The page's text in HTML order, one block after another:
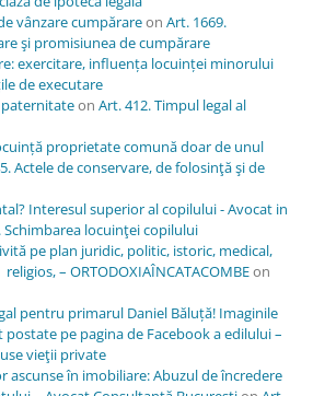
vânzare cumpărareon Art. 1669.
şi promisiunea de cumpărare
exercitare, influența locuinței minorului
de executare
paternitateon Art. 412. Timpul legal al
proprietate comună doar de unul
Actele de conservare, de folosinţă şi de
Interesul superior al copilului - Avocat in
Schimbarea locuinţei copilului
pe plan juridic, politic, istoric, medical,
– ORTODOXIAÎNCATACOMBEon
pentru primarul Daniel Băluță! Imaginile
pe pagina de Facebook a edilului –
vieţii private
ascunse în imobiliare: Abuzul de încredere